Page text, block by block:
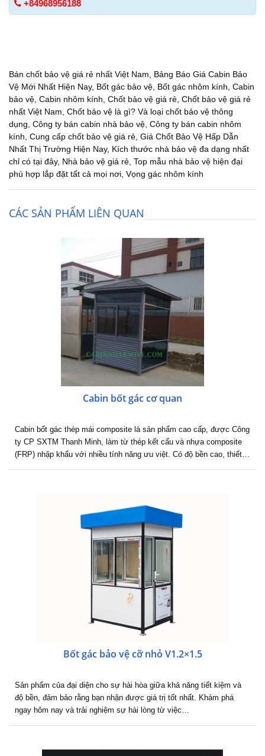
+84968956188
Bán chốt bảo vệ giá rẻ nhất Việt Nam
Bảng Báo Giá Cabin Bảo
Vệ Mới Nhất Hiện Nay, Bốt gác bảo vệ Bốt gác nhôm kính Cabin
bảo vệ Cabin nhôm kính Chốt bảo vệ giá rẻ Chốt bảo vệ giá rẻ
nhất Việt Nam Chốt bảo vệ là gì? Và loại chốt bảo vệ thông
dụng Công ty bán cabin nhà bảo vệ Công ty bán cabin nhôm
kính Cung cấp chốt bảo vệ giá rẻ Giá Chốt Bảo Vệ Hấp Dẫn
Nhất Thị Trường Hiện Nay, Kích thước nhà bảo vệ đa dạng nhất
chỉ có tại đây, Nhà bảo vệ giá rẻ Top mẫu nhà bảo vệ hiện đại
phù hợp lắp đặt tất cả mọi nơi Vọng gác nhôm kính
CÁC SẢN PHẨM LIÊN QUAN
Cabin bốt gác cơ quan
Cabin bốt gác thép mái composite là sản phẩm cao cấp, được Công
ty CP SXTM Thanh Minh, làm từ thép kết cấu và nhựa composite
(FRP) nhập khẩu với nhiều tính năng ưu việt. Có độ bền cao, thiết…
Bốt gác bảo vệ cỡ nhỏ V1.2×1.5
Sản phẩm của đại diện cho sự hài hòa giữa khả năng tiết kiệm và
độ bền, đảm bảo rằng bạn nhận được giá trị tốt nhất. Khám phá
ngay hôm nay và trải nghiệm sự hài lòng từ việc…